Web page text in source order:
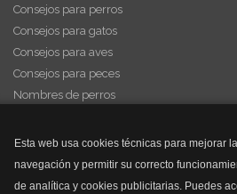
Esta web usa cookies técnicas para mejorar
navegación y permitir su correcto
de analítica y cookies publicitarias. Puedes
Consejos para perros
Consejos para gatos
Consejos para aves
Consejos para peces
Nombres de perros
y mucho más...